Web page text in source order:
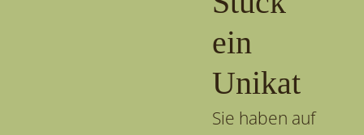
ein
Unikat
Sie haben auf